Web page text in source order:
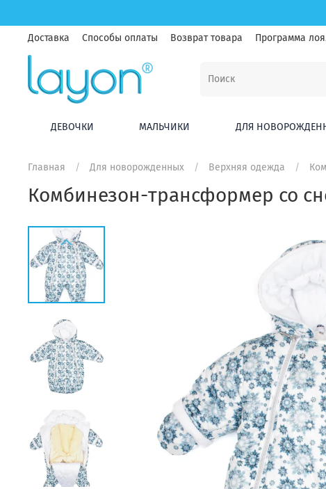
Доставка Способы оплаты Возврат товара Программа
ДЕВОЧКИ МАЛЬЧИКИ ДЛЯ
Главная Для новорожденных Верхняя одежда
Комбинезон-трансформер со